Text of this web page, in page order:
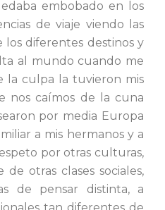
embobado en los
de viaje viendo las
diferentes destinos y
al mundo cuando me
la culpa la tuvieron mis
nos caímos de la cuna
por media Europa
a mis hermanos y a
por otras culturas,
otras clases sociales,
de pensar distinta, a